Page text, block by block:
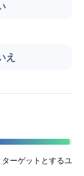
え
ーゲットとするユ